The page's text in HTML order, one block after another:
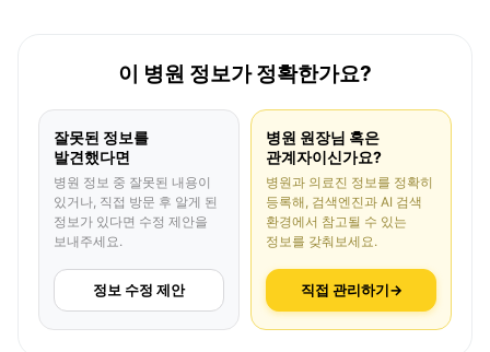
이 병원 정보가 정확한가요?
잘못된 정보를
발견했다면
병원 정보 중 잘못된 내용이
있거나, 직접 방문 후 알게 된
정보가 있다면 수정 제안을
보내주세요.
정보 수정 제안
병원 원장님 혹은
관계자이신가요?
병원과 의료진 정보를 정확히
등록해, 검색엔진과 AI 검색
환경에서 참고될 수 있는
정보를 갖춰보세요.
직접 관리하기→